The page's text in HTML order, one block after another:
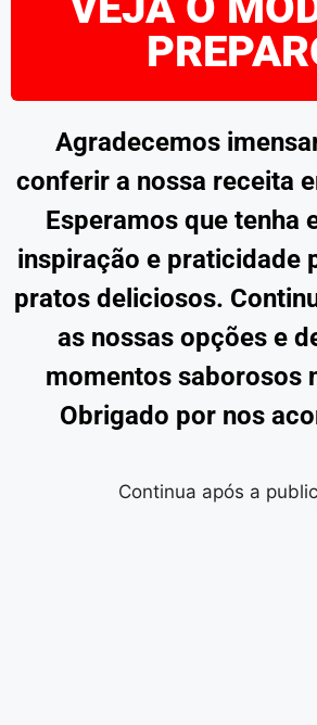
Agradecemos
conferir a nossa receita
Esperamos que tenha
inspiração e praticidade
pratos deliciosos.
as nossas opções e
momentos saborosos
Obrigado por nos
Continua após a